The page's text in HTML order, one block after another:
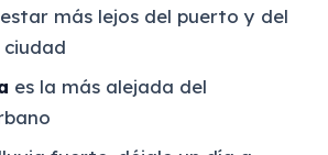
más lejos del puerto y del
es la más alejada del